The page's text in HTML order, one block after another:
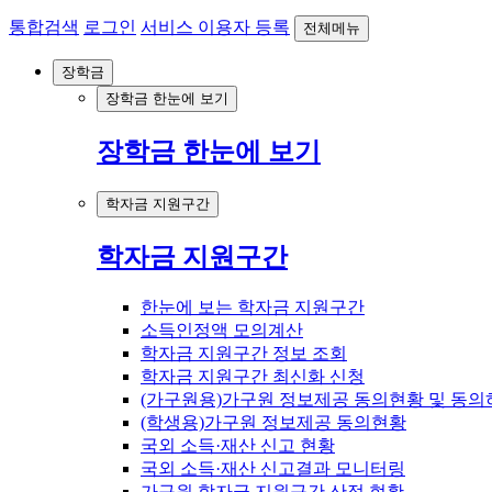
통합검색 로그인 서비스 이용자 등록 전체메뉴
장학금
장학금 한눈에 보기
장학금 한눈에 보기
학자금 지원구간
학자금 지원구간
한눈에 보는 학자금 지원구간
소득인정액 모의계산
학자금 지원구간 정보 조회
학자금 지원구간 최신화 신청
(가구원용)가구원 정보제공 동의현황 및 동의
(학생용)가구원 정보제공 동의현황
국외 소득·재산 신고 현황
국외 소득·재산 신고결과 모니터링